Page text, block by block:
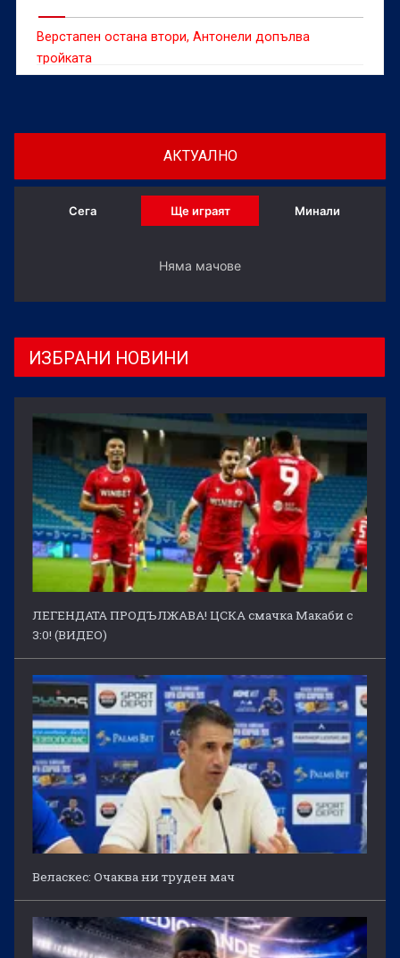
Верстапен остана втори, Антонели допълва
тройката
АКТУАЛНО
Сега Ще играят Минали
Няма мачове
ИЗБРАНИ НОВИНИ
ЛЕГЕНДАТА ПРОДЪЛЖАВА! ЦСКА смачка Макаби с
3:0! (ВИДЕО)
Веласкес: Очаква ни труден мач